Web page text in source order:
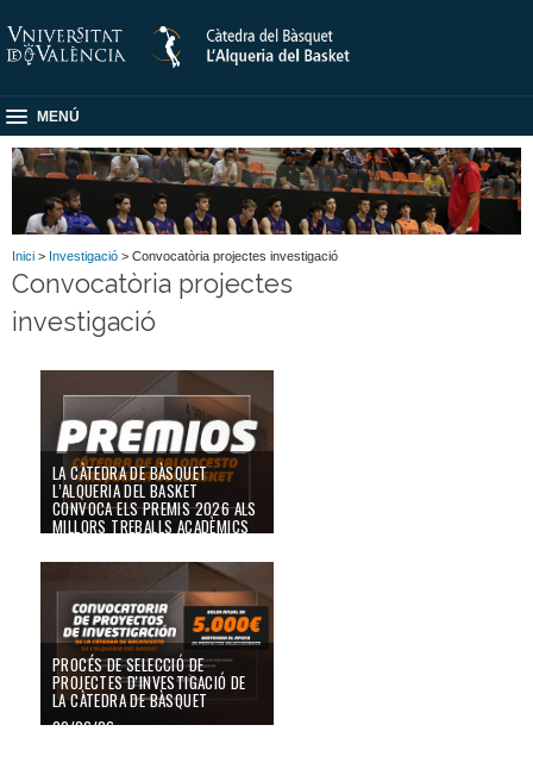
MENÚ
Inici > Investigació > Convocatòria projectes investigació
Convocatòria projectes
investigació
LA CÀTEDRA DE BÀSQUET
L’ALQUERIA DEL BASKET
CONVOCA ELS PREMIS 2026 ALS
MILLORS TREBALLS ACADÈMICS
PROCÉS DE SELECCIÓ DE
PROJECTES D'INVESTIGACIÓ DE
LA CÀTEDRA DE BÀSQUET
09/06/26